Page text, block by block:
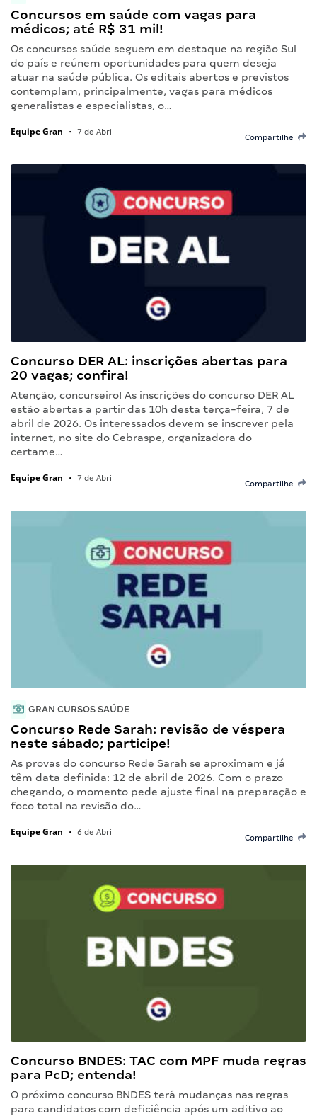
Concursos em saúde com vagas para
médicos; até R$ 31 mil!
Os concursos saúde seguem em destaque na região Sul
do país e reúnem oportunidades para quem deseja
atuar na saúde pública. Os editais abertos e previstos
contemplam, principalmente, vagas para médicos
generalistas e especialistas, o…
Equipe Gran • 7 de Abril
Compartilhe
Concurso DER AL: inscrições abertas para
20 vagas; confira!
Atenção, concurseiro! As inscrições do concurso DER AL
estão abertas a partir das 10h desta terça-feira, 7 de
abril de 2026. Os interessados devem se inscrever pela
internet, no site do Cebraspe, organizadora do
certame…
Equipe Gran • 7 de Abril
Compartilhe
GRAN CURSOS SAÚDE
Concurso Rede Sarah: revisão de véspera
neste sábado; participe!
As provas do concurso Rede Sarah se aproximam e já
têm data definida: 12 de abril de 2026. Com o prazo
chegando, o momento pede ajuste final na preparação e
foco total na revisão do…
Equipe Gran • 6 de Abril
Compartilhe
Concurso BNDES: TAC com MPF muda regras
para PcD; entenda!
O próximo concurso BNDES terá mudanças nas regras
para candidatos com deficiência após um aditivo ao